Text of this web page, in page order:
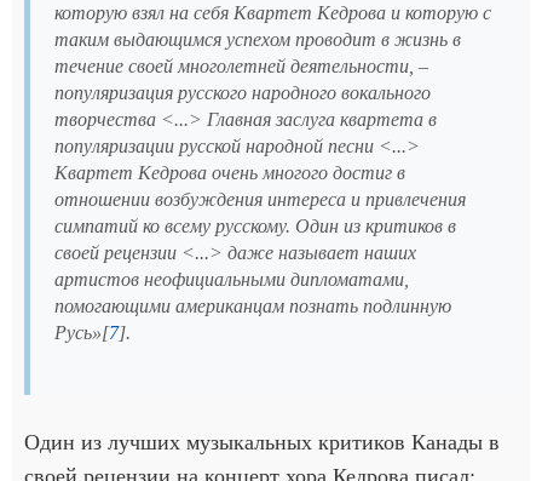
которую взял на себя Квартет Кедрова и которую с
таким выдающимся успехом проводит в жизнь в
течение своей многолетней деятельности, –
популяризация русского народного вокального
творчества <...> Главная заслуга квартета в
популяризации русской народной песни <...>
Квартет Кедрова очень многого достиг в
отношении возбуждения интереса и привлечения
симпатий ко всему русскому. Один из критиков в
своей рецензии <...> даже называет наших
артистов неофициальными дипломатами,
помогающими американцам познать подлинную
Русь»[7].
Один из лучших музыкальных критиков Канады в